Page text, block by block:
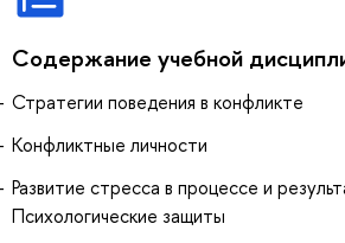
Содержание учебной
Стратегии поведения в конфликте
Конфликтные личности
Развитие стресса в процессе и
Психологические защиты